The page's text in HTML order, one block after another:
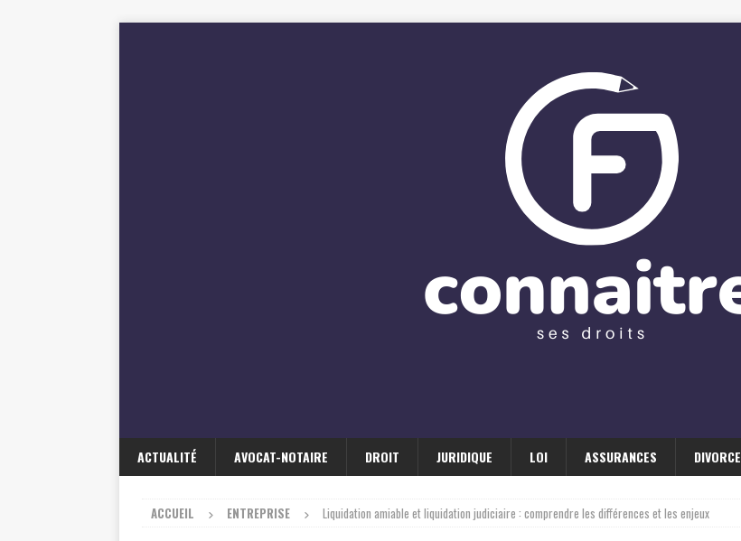
ACTUALITÉ AVOCAT-NOTAIRE DROIT JURIDIQUE LOI ASSURANCES DIVORCE
ACCUEIL ENTREPRISE Liquidation amiable et liquidation judiciaire : comprendre les différences et les enjeux